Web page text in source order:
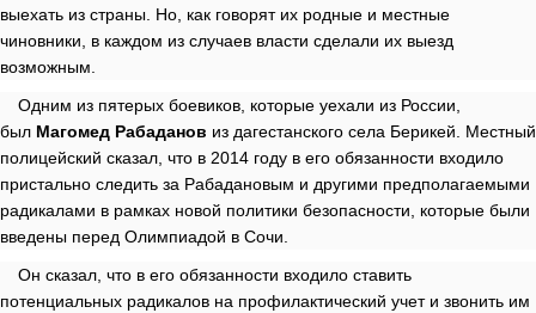
выехать из страны. Но, как говорят их родные и местные
чиновники, в каждом из случаев власти сделали их выезд
возможным.
Одним из пятерых боевиков, которые уехали из России,
был Магомед Рабаданов из дагестанского села Берикей. Местный
полицейский сказал, что в 2014 году в его обязанности входило
пристально следить за Рабадановым и другими предполагаемыми
радикалами в рамках новой политики безопасности, которые были
введены перед Олимпиадой в Сочи.
Он сказал, что в его обязанности входило ставить
потенциальных радикалов на профилактический учет и звонить им